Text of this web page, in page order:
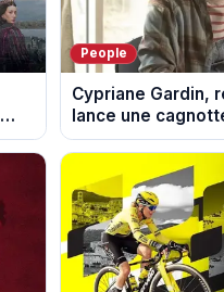
People
Cypriane Gardin,
lance une
difficultés